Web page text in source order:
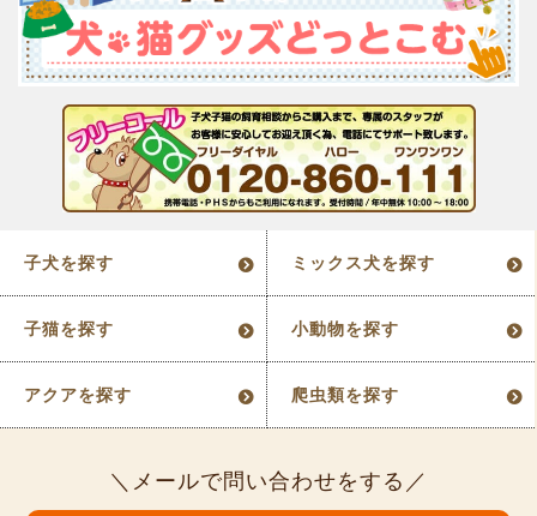
子犬を探す ミックス犬を探す
子猫を探す 小動物を探す
アクアを探す 爬虫類を探す
メールで問い合わせをする